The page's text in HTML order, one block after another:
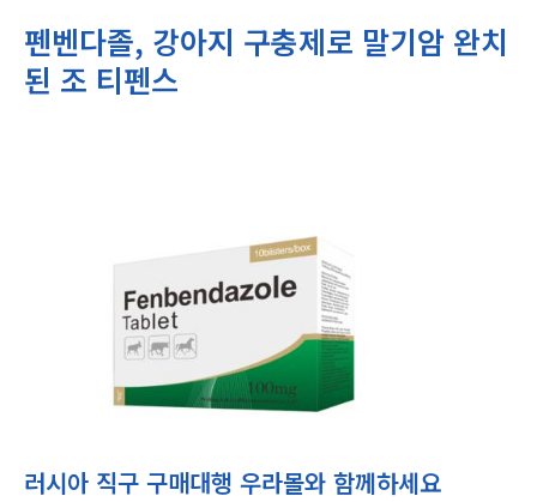
펜벤다졸, 강아지 구충제로 말기암 완치
된 조 티펜스
러시아 직구 구매대행 우라몰와 함께하세요